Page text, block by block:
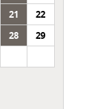
21
22
28
29